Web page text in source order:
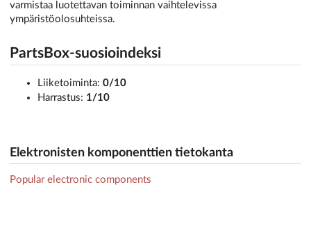
varmistaa luotettavan toiminnan vaihtelevissa
ympäristöolosuhteissa.
PartsBox-suosioindeksi
Liiketoiminta: 0/10
Harrastus: 1/10
Elektronisten komponenttien tietokanta
Popular electronic components